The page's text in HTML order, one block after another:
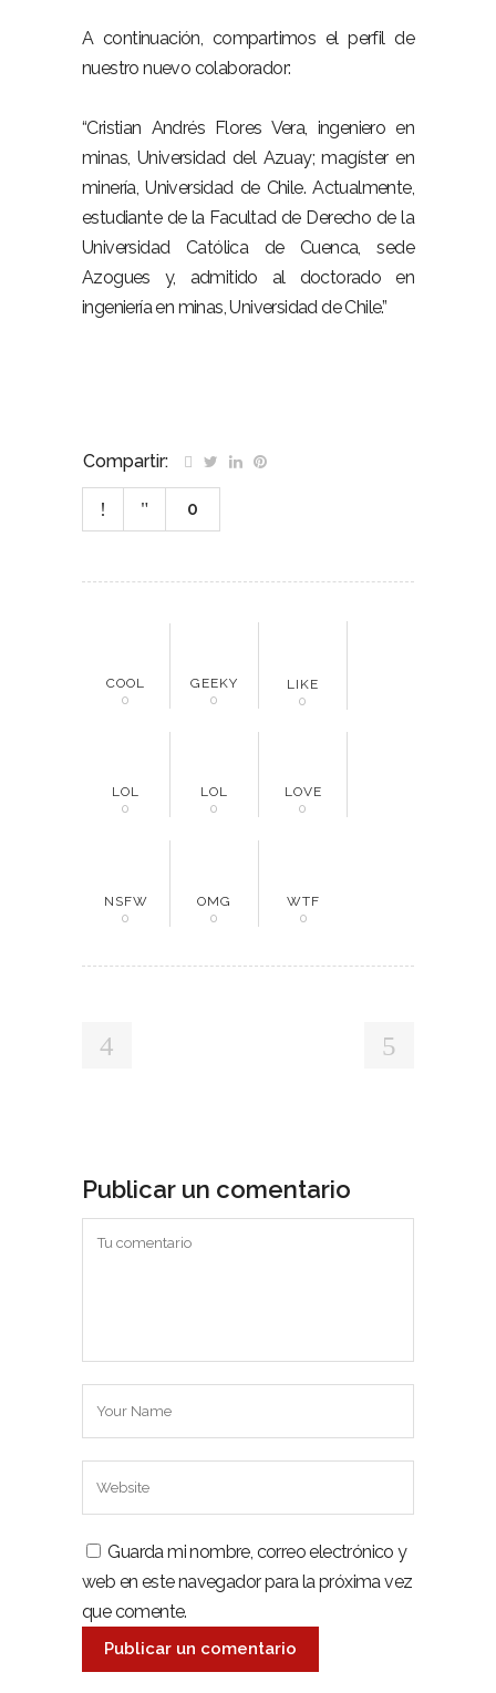
A continuación, compartimos el perfil de
nuestro nuevo colaborador:
“Cristian Andrés Flores Vera, ingeniero en
minas, Universidad del Azuay; magíster en
minería, Universidad de Chile. Actualmente,
estudiante de la Facultad de Derecho de la
Universidad Católica de Cuenca, sede
Azogues y, admitido al doctorado en
ingeniería en minas, Universidad de Chile.”
Compartir:
0
COOL
0
GEEKY
0
LIKE
0
LOL
0
LOL
0
LOVE
0
NSFW
0
OMG
0
WTF
0
Publicar un comentario
Guarda mi nombre, correo electrónico y
web en este navegador para la próxima vez
que comente.